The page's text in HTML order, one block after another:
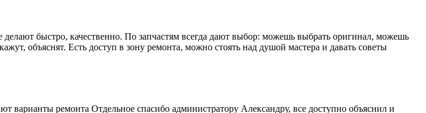
быстро, качественно. По запчастям всегда дают выбор: можешь выбрать оригинал, можешь
объяснят. Есть доступ в зону ремонта, можно стоять над душой мастера и давать советы
ремонта Отдельное спасибо администратору Александру, все доступно объяснил и